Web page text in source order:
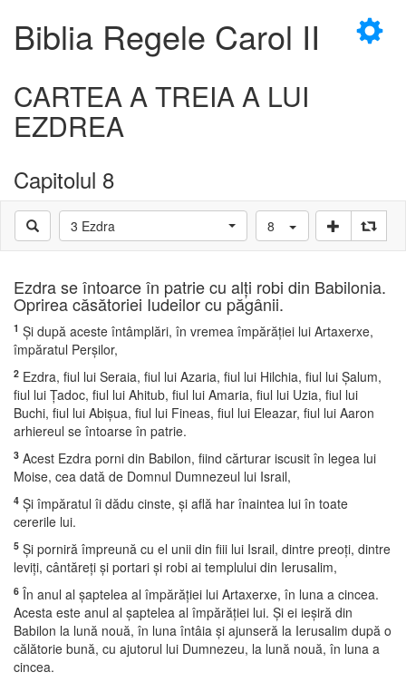
×
Biblia Regele Carol II
CARTEA A TREIA A LUI
EZDREA
Capitolul 8
3 Ezdra 8
Ezdra se întoarce în patrie cu alţi robi din Babilonia.
Oprirea căsătoriei Iudeilor cu păgânii.
1 Şi după aceste întâmplări, în vremea împărăţiei lui Artaxerxe,
împăratul Perşilor,
2 Ezdra, fiul lui Seraia, fiul lui Azaria, fiul lui Hilchia, fiul lui Şalum,
fiul lui Ţadoc, fiul lui Ahitub, fiul lui Amaria, fiul lui Uzia, fiul lui
Buchi, fiul lui Abişua, fiul lui Fineas, fiul lui Eleazar, fiul lui Aaron
arhiereul se întoarse în patrie.
3 Acest Ezdra porni din Babilon, fiind cărturar iscusit în legea lui
Moise, cea dată de Domnul Dumnezeul lui Israil,
4 Şi împăratul îi dădu cinste, şi află har înaintea lui în toate
cererile lui.
5 Şi porniră împreună cu el unii din fiii lui Israil, dintre preoţi, dintre
leviţi, cântăreţi şi portari şi robi ai templului din Ierusalim,
6 În anul al şaptelea al împărăţiei lui Artaxerxe, în luna a cincea.
Acesta este anul al şaptelea al împărăţiei lui. Şi ei ieşiră din
Babilon la lună nouă, în luna întâia şi ajunseră la Ierusalim după o
călătorie bună, cu ajutorul lui Dumnezeu, la lună nouă, în luna a
cincea.